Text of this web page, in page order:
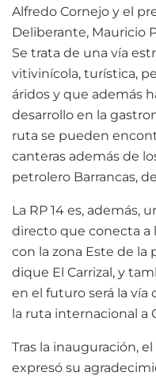
Alfredo Cornejo y el
Deliberante, Mauricio
Se trata de una vía
vitivinícola, turística,
áridos y que además
desarrollo en la
ruta se pueden
canteras además de
petrolero Barrancas,
La RP 14 es, además,
directo que conecta a
con la zona Este de la
dique El Carrizal, y
en el futuro será la vía
la ruta internacional a
Tras la inauguración,
expresó su